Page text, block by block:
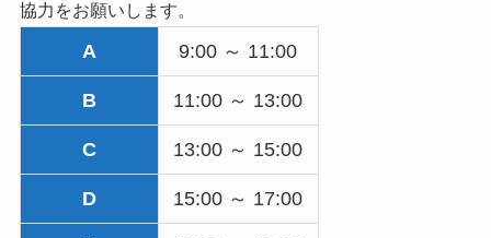
協力をお願いします。
A 9:00 ～ 11:00
B 11:00 ～ 13:00
C 13:00 ～ 15:00
D 15:00 ～ 17:00